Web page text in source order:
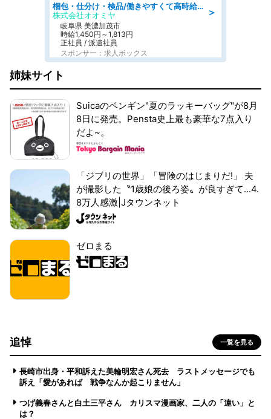
＞
梱包・仕分け・検品/働きやすくて高時給の仕分け作業長期休暇充実/残業なし
株式会社オオミヤ
岐阜県 美濃加茂市
時給1,450円～1,813円
正社員 / 派遣社員
スポンサー：求人ボックス
姉妹サイト
Suicaのペンギン"夏のラッキーバッグ"が8月
8日に発売。Pensta史上最も豪華な7点入り
だよ~。
「ジブリの世界」「冒険のはじまりだ!」 夫
が撮影した〝1歳娘の後ろ姿〟が良すぎて...4.
8万人感激|Jタウンネット
ゼロまる
追悼 一覧を見る
長崎市出身・平和訴えた美輪明宏さん死去 ラストメッセージでも
訴え「愛があれば 戦争なんか起こりません」
つげ義春さんと白土三平さん カリスマ漫画家、二人の「違い」と
は？